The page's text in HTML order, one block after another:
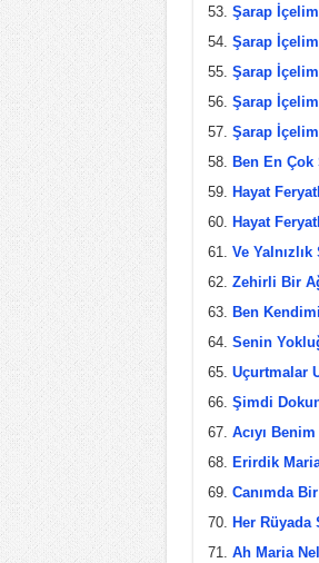
Şarap
Şarap
Şarap İçelim
Şarap İçelim
Şarap İçelim I
Ben En
Hayat
Hayat
Ve Yalnızlık
Zehirli Bir
Ben
Senin
Uçurtmalar
Şimdi
Acıyı
Erirdik
Canımda
Her Rüyada
Ah Maria